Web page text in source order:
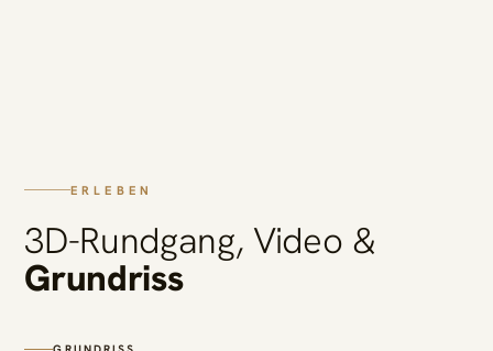
ERLEBEN
3D-Rundgang, Video &
Grundriss